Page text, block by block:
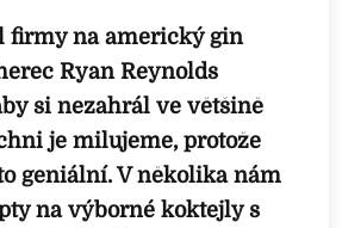
firmy na americký gin
Ryan Reynolds
si nezahrál ve většině
je milujeme, protože
geniální. V několika nám
na výborné koktejly s